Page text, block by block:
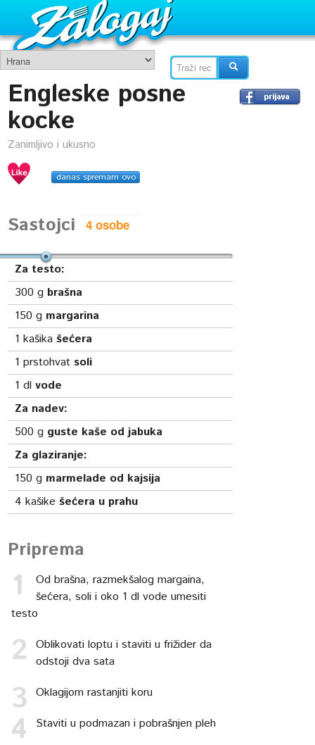
Engleske posne
kocke
Zanimljivo i ukusno
danas spremam ovo
Sastojci
Za testo:
300 g brašna
150 g margarina
1 kašikašećera
1 prstohvatsoli
1 dlvode
Za nadev:
500 g guste kaše od jabuka
Za glaziranje:
150 g marmelade od kajsija
4 kašikešećera u prahu
Priprema
Od brašna, razmekšalog margaina,
šećera, soli i oko 1 dl vode umesiti
testo
Oblikovati loptu i staviti u frižider da
odstoji dva sata
Oklagijom rastanjiti koru
Staviti u podmazan i pobrašnjen pleh